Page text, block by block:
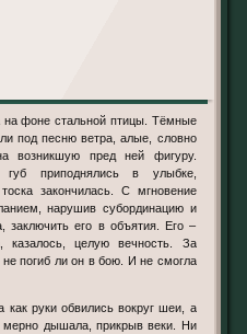
под песню ветра, алые, словно
возникшую пред ней фигуру.
приподнялись в улыбке,
закончилась. С мгновение
нарушив субординацию и
заключить его в объятия. Его –
казалось, целую вечность. За
погиб ли он в бою. И не смогла
как руки обвились вокруг шеи, а
мерно дышала, прикрыв веки. Ни